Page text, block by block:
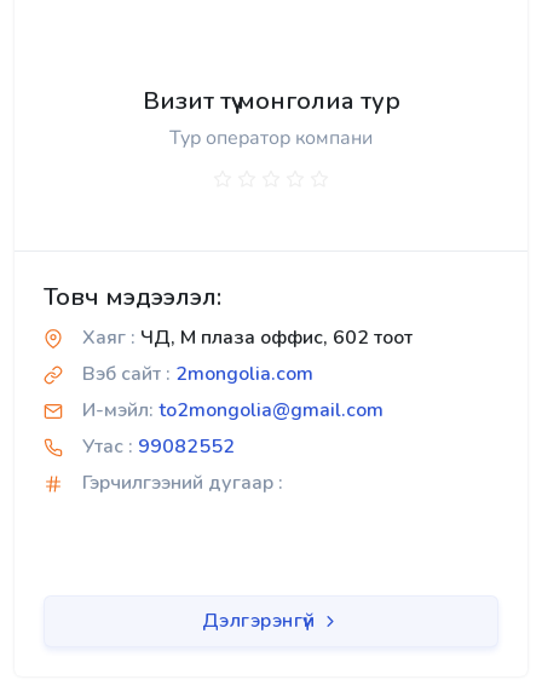
Визит түү монголиа тур
Тур оператор компани
Товч мэдээлэл:
Хаяг : ЧД, М плаза оффис, 602 тоот
Вэб сайт : 2mongolia.com
И-мэйл: to2mongolia@gmail.com
Утас : 99082552
Гэрчилгээний дугаар :
Дэлгэрэнгүй